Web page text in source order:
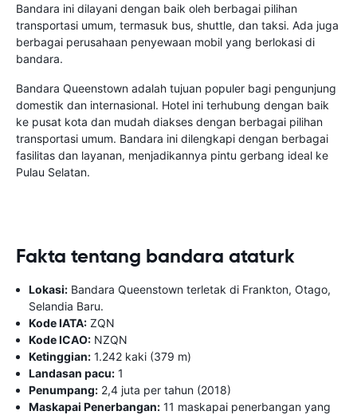
Bandara ini dilayani dengan baik oleh berbagai pilihan
transportasi umum, termasuk bus, shuttle, dan taksi. Ada juga
berbagai perusahaan penyewaan mobil yang berlokasi di
bandara.
Bandara Queenstown adalah tujuan populer bagi pengunjung
domestik dan internasional. Hotel ini terhubung dengan baik
ke pusat kota dan mudah diakses dengan berbagai pilihan
transportasi umum. Bandara ini dilengkapi dengan berbagai
fasilitas dan layanan, menjadikannya pintu gerbang ideal ke
Pulau Selatan.
Fakta tentang bandara ataturk
Lokasi: Bandara Queenstown terletak di Frankton, Otago,
Selandia Baru.
Kode IATA: ZQN
Kode ICAO: NZQN
Ketinggian: 1.242 kaki (379 m)
Landasan pacu: 1
Penumpang: 2,4 juta per tahun (2018)
Maskapai Penerbangan: 11 maskapai penerbangan yang